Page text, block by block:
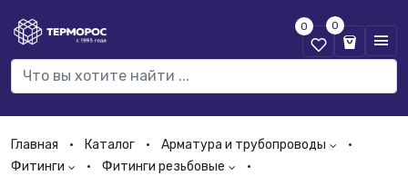
0 0
Главная Каталог
Арматура и трубопроводы
Фитинги
Фитинги резьбовые